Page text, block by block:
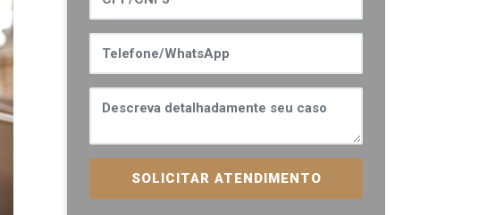
SOLICITAR ATENDIMENTO